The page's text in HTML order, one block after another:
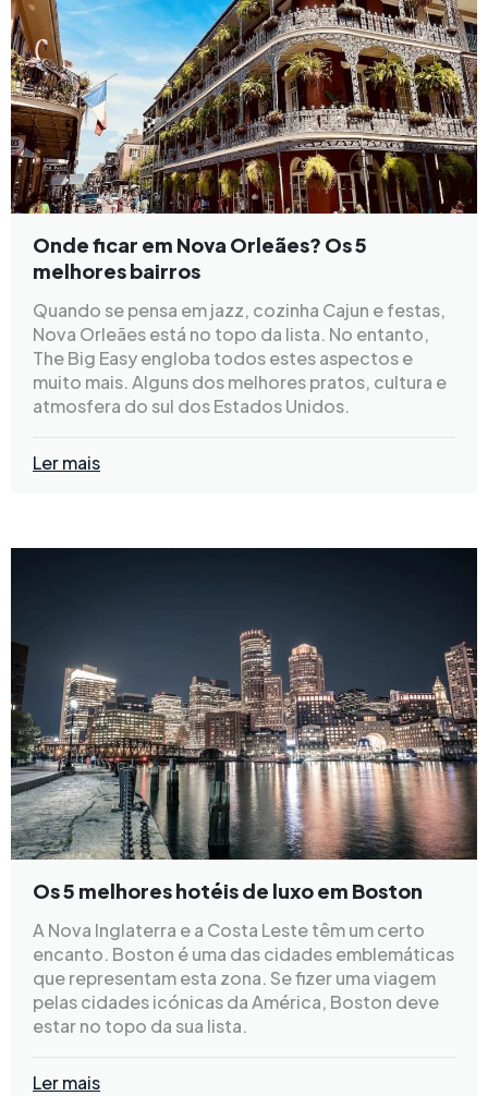
Onde ficar em Nova Orleães? Os 5
melhores bairros
Quando se pensa em jazz, cozinha Cajun e festas,
Nova Orleães está no topo da lista. No entanto,
The Big Easy engloba todos estes aspectos e
muito mais. Alguns dos melhores pratos, cultura e
atmosfera do sul dos Estados Unidos.
Ler mais
Os 5 melhores hotéis de luxo em Boston
A Nova Inglaterra e a Costa Leste têm um certo
encanto. Boston é uma das cidades emblemáticas
que representam esta zona. Se fizer uma viagem
pelas cidades icónicas da América, Boston deve
estar no topo da sua lista.
Ler mais